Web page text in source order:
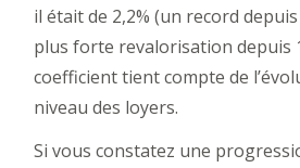
il était de 2,2% (un record
plus forte revalorisation depuis
coefficient tient compte de
niveau des loyers.
Si vous constatez une